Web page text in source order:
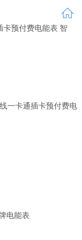
卡预付费电能表 智
一卡通插卡预付费电
电能表